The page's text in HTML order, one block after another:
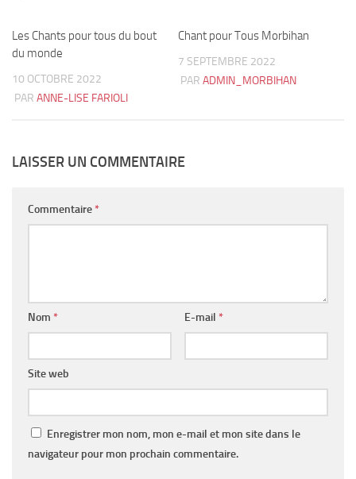
Les Chants pour tous du bout
du monde
10 OCTOBRE 2022
PAR ANNE-LISE FARIOLI
Chant pour Tous Morbihan
7 SEPTEMBRE 2022
PAR ADMIN_MORBIHAN
LAISSER UN COMMENTAIRE
Commentaire *
Nom * E-mail *
Site web
Enregistrer mon nom, mon e-mail et mon site dans le
navigateur pour mon prochain commentaire.